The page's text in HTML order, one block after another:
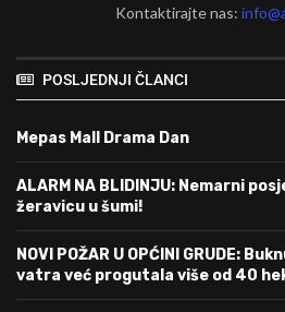
Kontaktirajte nas:
POSLJEDNJI ČLANCI
Mepas Mall Drama Dan
ALARM NA BLIDINJU: Nemarni
žeravicu u šumi!
NOVI POŽAR U OPĆINI GRUDE:
vatra već progutala više od 40